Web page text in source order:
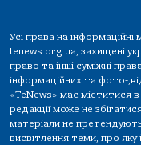
Усі права на
tenews.org.ua, захищені
право та інші суміжні
інформаційних та фото-
«TeNews» має міститися
редакції може не
матеріали не
висвітлення теми, про яку